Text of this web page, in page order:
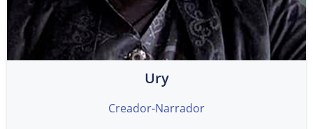
Ury
Creador-Narrador